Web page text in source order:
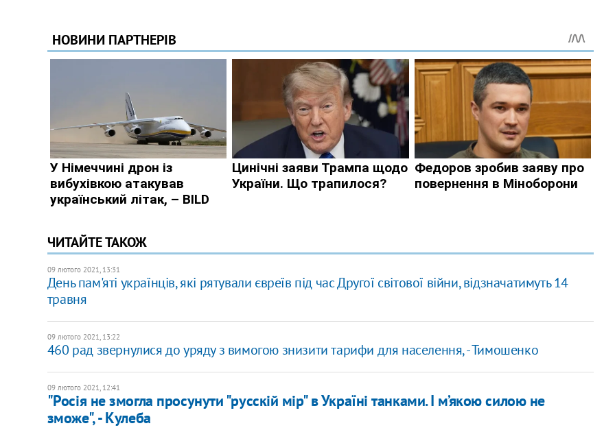
ЧИТАЙТЕ ТАКОЖ
09 лютого 2021, 13:31
День пам'яті українців, які рятували євреїв під час Другої світової війни, відзначатимуть 14
травня
09 лютого 2021, 13:22
460 рад звернулися до уряду з вимогою знизити тарифи для населення, - Тимошенко
09 лютого 2021, 12:41
"Росія не змогла просунути "русскій мір" в Україні танками. І м’якою силою не
зможе", - Кулеба